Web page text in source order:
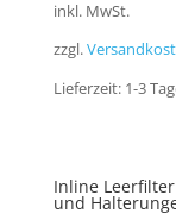
inkl. MwSt.
zzgl.
Lieferzeit: 1-3
Inline
und